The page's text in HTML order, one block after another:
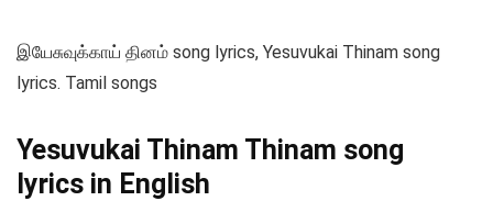
இயேசுவுக்காய் தினம் song lyrics, Yesuvukai Thinam song
lyrics. Tamil songs
Yesuvukai Thinam Thinam song
lyrics in English